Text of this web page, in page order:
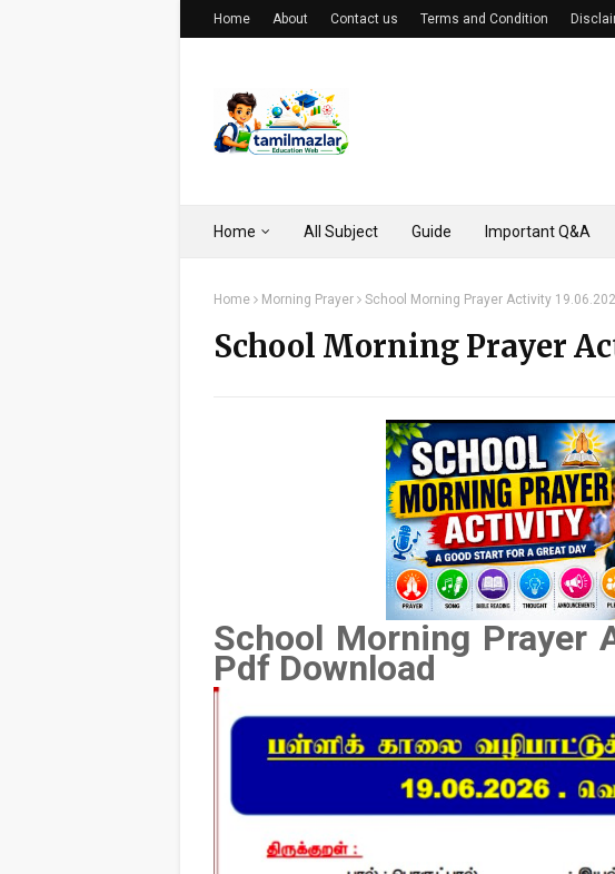
Home About Contact us Terms and Condition
Home All Subject Guide Important Q&A
Home Morning Prayer School Morning Prayer Activity
School Morning Prayer
School Morning Prayer
Pdf Download